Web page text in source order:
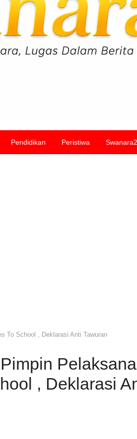
Pendidikan Peristiwa
To School , Deklarasi Anti Tawuran
, Deklarasi